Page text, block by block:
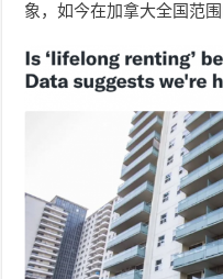
象，如今在加拿大全国范围